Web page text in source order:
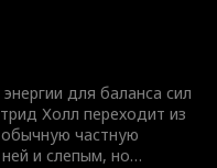
она
вернет ему
любую ее просьбу.
культурный шок,
совсем не то,
для баланса сил
Холл переходит из
частную
и слепым, но